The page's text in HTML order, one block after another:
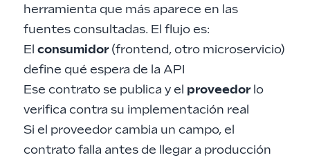
herramienta que más aparece en las
fuentes consultadas. El flujo es:
El consumidor(frontend, otro microservicio)
define qué espera de la API
Ese contrato se publica y el proveedorlo
verifica contra su implementación real
Si el proveedor cambia un campo, el
contrato falla antes de llegar a producción